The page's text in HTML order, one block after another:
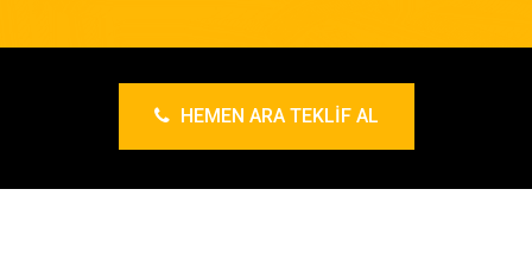
HEMEN ARA TEKLIF AL